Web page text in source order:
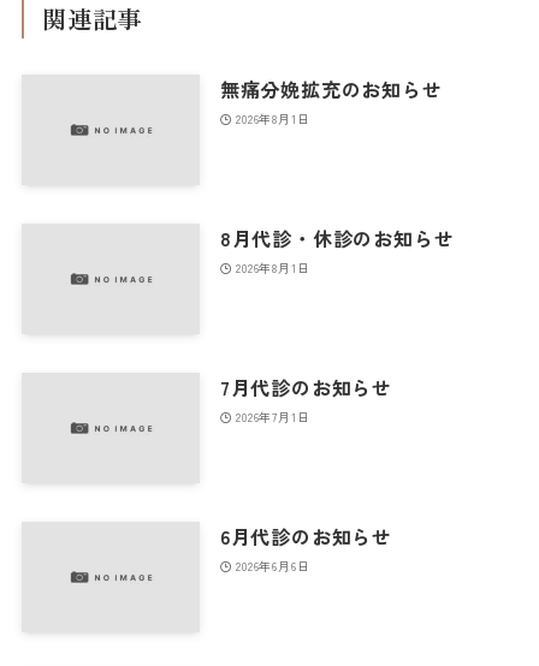
関連記事
無痛分娩拡充のお知らせ
2026年8月1日
8月代診・休診のお知らせ
2026年8月1日
7月代診のお知らせ
2026年7月1日
6月代診のお知らせ
2026年6月6日